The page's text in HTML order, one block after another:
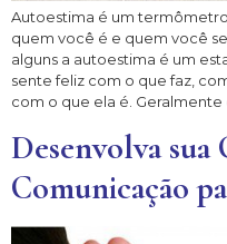
Autoestima é um
quem você é e quem você
alguns a autoestima é um
sente feliz com o que faz,
com o que ela é. Geralmente
Desenvolva sua
Comunicação